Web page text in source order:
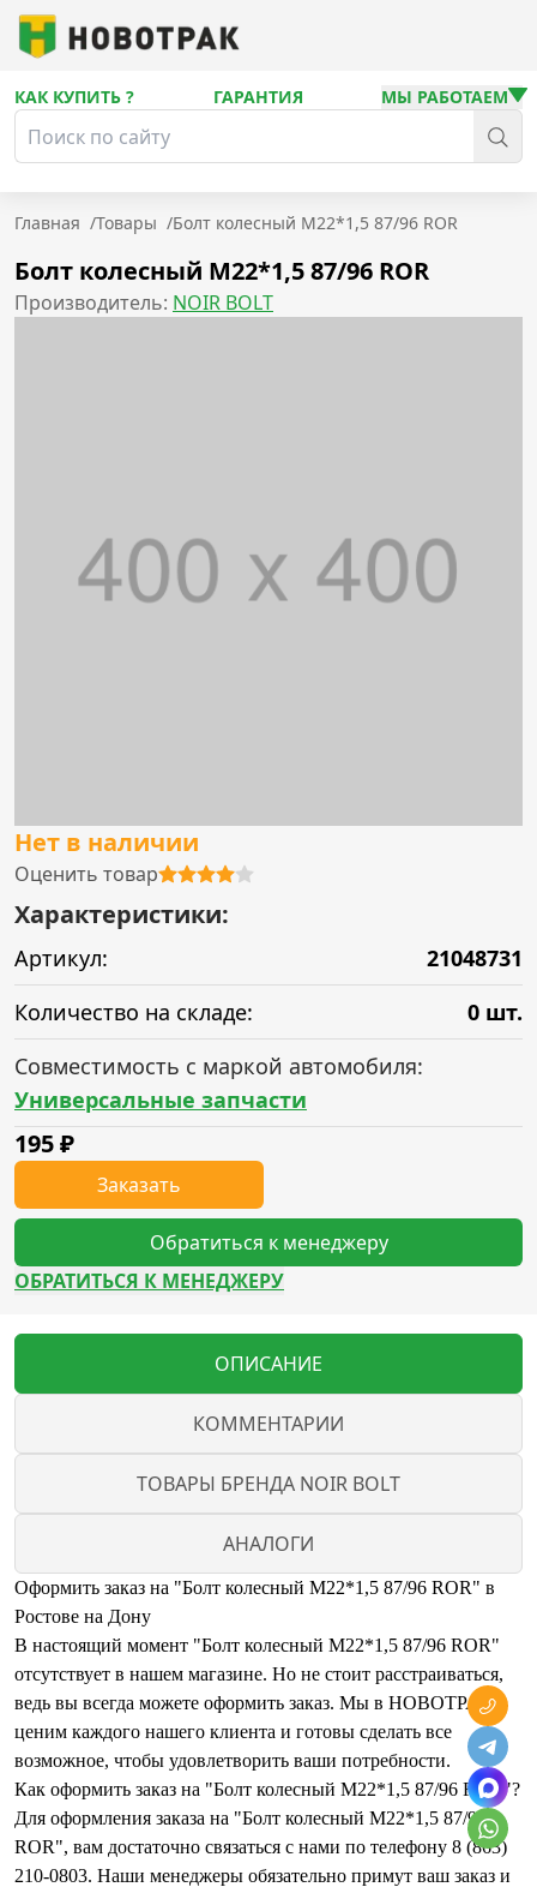
КАК КУПИТЬ ? ГАРАНТИЯ МЫ РАБОТАЕМ
Главная /Товары /Болт колесный M22*1,5 87/96 ROR
Болт колесный M22*1,5 87/96 ROR
Производитель: NOIR BOLT
Нет в наличии
Оценить товар
Характеристики:
Артикул:
21048731
Количество на складе:
0 шт.
Совместимость с маркой автомобиля:
Универсальные запчасти
195₽
Заказать
Обратиться к менеджеру
ОБРАТИТЬСЯ К МЕНЕДЖЕРУ
ОПИСАНИЕ
КОММЕНТАРИИ
ТОВАРЫ БРЕНДА NOIR BOLT
АНАЛОГИ
Оформить заказ на "Болт колесный M22*1,5 87/96 ROR" в
Ростове на Дону
В настоящий момент "Болт колесный M22*1,5 87/96 ROR"
отсутствует в нашем магазине. Но не стоит расстраиваться,
ведь вы всегда можете оформить заказ. Мы в НОВОТРАК
ценим каждого нашего клиента и готовы сделать все
возможное, чтобы удовлетворить ваши потребности.
Как оформить заказ на "Болт колесный M22*1,5 87/96 ROR"?
Для оформления заказа на "Болт колесный M22*1,5 87/96
ROR", вам достаточно связаться с нами по телефону 8 (863)
210-0803. Наши менеджеры обязательно примут ваш заказ и